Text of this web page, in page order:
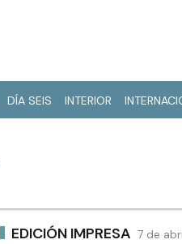
DÍA SEIS INTERIOR
EDICIÓN IMPRESA 7 de